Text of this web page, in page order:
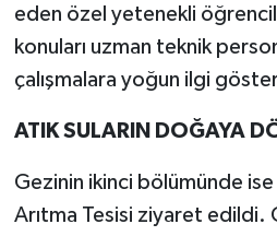
eden özel yetenekli
konuları uzman teknik
çalışmalara yoğun ilgi
ATIK SULARIN DOĞAYA
Gezinin ikinci bölümünde ise
Arıtma Tesisi ziyaret edildi.